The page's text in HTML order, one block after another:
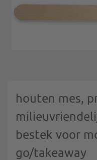
houten mes,
bestek voor
go/takeaway